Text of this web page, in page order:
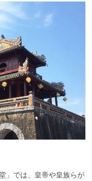
」では、皇帝や皇族らが